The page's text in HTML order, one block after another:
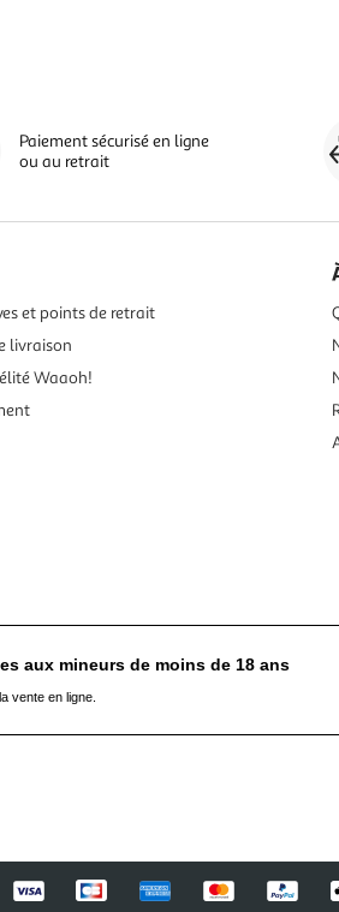
Paiement sécurisé en ligne
ou au retrait
et points de retrait
livraison
Waaoh!
aux mineurs de moins de 18 ans
vente en ligne.